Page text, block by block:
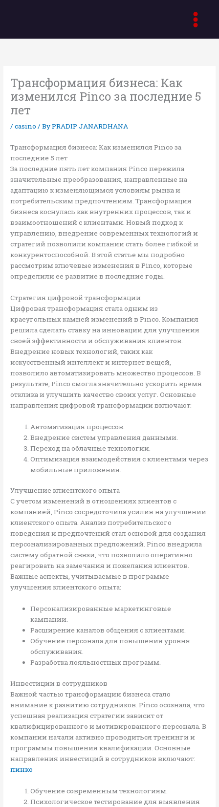
Трансформация бизнеса: Как
изменился Pinco за последние 5
лет
/casino / ByPRADIP JANARDHANA
Трансформация бизнеса: Как изменился Pinco за
последние 5 лет
За последние пять лет компания Pinco пережила
значительные преобразования, направленные на
адаптацию к изменяющимся условиям рынка и
потребительским предпочтениям. Трансформация
бизнеса коснулась как внутренних процессов, так и
взаимоотношений с клиентами. Новый подход к
управлению, внедрение современных технологий и
стратегий позволили компании стать более гибкой и
конкурентоспособной. В этой статье мы подробно
рассмотрим ключевые изменения в Pinco, которые
определили ее развитие в последние годы.
Стратегия цифровой трансформации
Цифровая трансформация стала одним из
краеугольных камней изменений в Pinco. Компания
решила сделать ставку на инновации для улучшения
своей эффективности и обслуживания клиентов.
Внедрение новых технологий, таких как
искусственный интеллект и интернет вещей,
позволило автоматизировать множество процессов. В
результате, Pinco смогла значительно ускорить время
отклика и улучшить качество своих услуг. Основные
направления цифровой трансформации включают:
Автоматизация процессов.
Внедрение систем управления данными.
Переход на облачные технологии.
Оптимизация взаимодействия с клиентами через
мобильные приложения.
Улучшение клиентского опыта
С учетом изменений в отношениях клиентов с
компанией, Pinco сосредоточила усилия на улучшении
клиентского опыта. Анализ потребительского
поведения и предпочтений стал основой для создания
персонализированных предложений. Pinco внедрила
систему обратной связи, что позволило оперативно
реагировать на замечания и пожелания клиентов.
Важные аспекты, учитываемые в программе
улучшения клиентского опыта:
Персонализированные маркетинговые
кампании.
Расширение каналов общения с клиентами.
Обучение персонала для повышения уровня
обслуживания.
Разработка лояльностных программ.
Инвестиции в сотрудников
Важной частью трансформации бизнеса стало
внимание к развитию сотрудников. Pinco осознала, что
успешная реализация стратегии зависит от
квалифицированного и мотивированного персонала. В
компании начали активно проводиться тренинги и
программы повышения квалификации. Основные
направления инвестиций в сотрудников включают:
пинко
Обучение современным технологиям.
Психологическое тестирование для выявления